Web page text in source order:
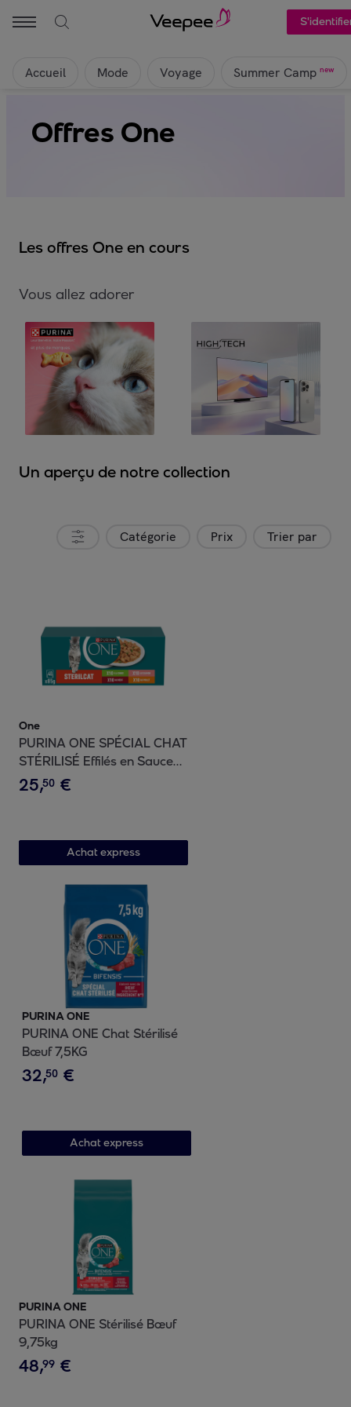
Accueil Mode Voyage Summer Camp new
Offres One
Les offres One en cours
Vous allez adorer
Un aperçu de notre collection
Catégorie Prix Trier par
One
PURINA ONE SPÉCIAL CHAT
STÉRILISÉ Effilés en Sauce
au Saumon et aux Carottes,
à la Dinde et aux Haricots
Haricots verts 85g
25,50 €
Achat express
PURINA ONE
PURINA ONE Chat Stérilisé
Bœuf 7,5KG
32,50 €
Achat express
PURINA ONE
PURINA ONE Stérilisé Bœuf
9,75kg
48,99 €